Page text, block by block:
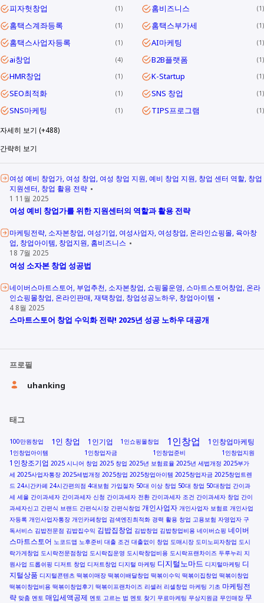
피자헛창업 1 홈비즈니스 1
홈택스계좌등록 1 홈택스부가세 1
홈택스사업자등록 1 AI마케팅 1
ai창업 4 B2B플랫폼 1
HMR창업 1 K-Startup 1
SEO최적화 1 SNS 창업 1
SNS마케팅 1 TIPS프로그램 1
자세히 보기 (+488)
간략히 보기
여성 예비 창업가 여성 창업 여성 창업 지원 예비 창업 지원 창업 센터 역할 창업
지원센터 창업 활용 전략
1 11월 2025
여성 예비 창업가를 위한 지원센터의 역할과 활용 전략
마케팅전략 소자본창업 여성기업 여성사업자 여성창업 온라인쇼핑몰 육아창
업 창업아이템 창업지원 홈비즈니스
18 7월 2025
여성 소자본 창업 성공법
네이버스마트스토어 부업추천 소자본창업 쇼핑몰운영 스마트스토어창업 온라
인쇼핑몰창업 온라인판매 재택창업 창업성공노하우 창업아이템
4 8월 2025
스마트스토어 창업 수익화 전략! 2025년 성공 노하우 대공개
프로필
uhanking
태그
100만원창업 1인 창업 1인기업 1인쇼핑몰창업 1인창업 1인창업마케팅
1인창업아이템 1인창업자금 1인창업준비 1인창업지원
1인창조기업 2025 시니어 창업 2025 창업 2025년 보험료율 2025년 세법개정 2025부가
세 2025사업자통장 2025세법개정 2025창업 2025창업아이템 2025창업자금 2025창업트렌
드 24시간카페 24시간편의점 4대보험 가입절차 50대 이상 창업 50대 창업 50대창업 간이과
세 세율 간이과세자 간이과세자 신청 간이과세자 전환 간이과세자 조건 간이과세자 창업 간이
과세자신고 간편식 브랜드 간편식시장 간편식창업 개인사업자 개인사업자 보험료 개인사업
자등록 개인사업자통장 개인카페창업 검색엔진최적화 경력 활용 창업 고용보험 자영업자 구
독서비스 김밥전문점 김밥집수익 김밥집창업 김밥창업 김밥창업비용 네이버쇼핑 네이버
스마트스토어 노코드앱 노후준비 대출 조건 대출없이 창업 도매시장 도미노피자창업 도시
락가게창업 도시락전문점창업 도시락집운영 도시락창업비용 도시락프랜차이즈 두루누리 지
원사업 드롭쉬핑 디저트 창업 디저트창업 디지털 마케팅 디지털노마드 디지털마케팅 디
지털상품 디지털콘텐츠 떡볶이매장 떡볶이배달창업 떡볶이수익 떡볶이집창업 떡볶이창업
떡볶이창업비용 떡볶이창업후기 떡볶이프랜차이즈 리셀러 리셀창업 마케팅 기초 마케팅전
략 맞춤 멘토 매입세액공제 멘토 고르는 법 멘토 찾기 무료마케팅 무상지원금 무인매장 무